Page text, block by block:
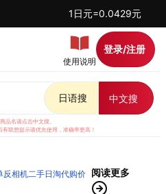
1日元=0.0429元
使用说明
登录/注册
日语搜 中文搜
品名请点击中文搜。
联想提示请优先使用，准确率更高！
相机二手日淘代购价
阅读更多